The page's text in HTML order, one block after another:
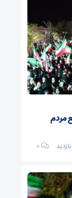
مردم
۰